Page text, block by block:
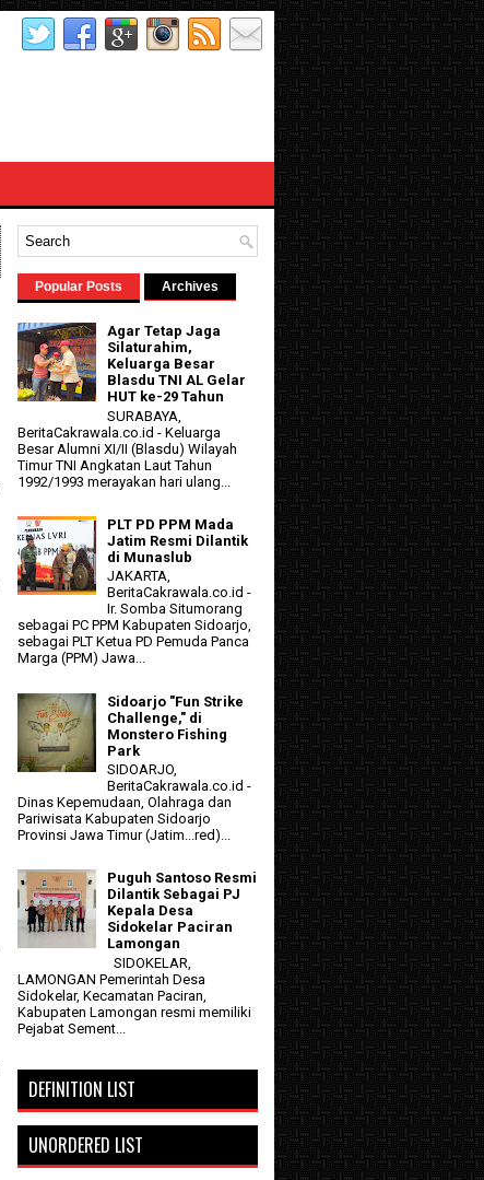
Popular Posts Archives
Agar Tetap Jaga
Silaturahim,
Keluarga Besar
Blasdu TNI AL Gelar
HUT ke-29 Tahun
SURABAYA,
BeritaCakrawala.co.id - Keluarga
Besar Alumni XI/II (Blasdu) Wilayah
Timur TNI Angkatan Laut Tahun
1992/1993 merayakan hari ulang...
PLT PD PPM Mada
Jatim Resmi Dilantik
di Munaslub
JAKARTA,
BeritaCakrawala.co.id -
Ir. Somba Situmorang
sebagai PC PPM Kabupaten Sidoarjo,
sebagai PLT Ketua PD Pemuda Panca
Marga (PPM) Jawa...
Sidoarjo "Fun Strike
Challenge," di
Monstero Fishing
Park
SIDOARJO,
BeritaCakrawala.co.id -
Dinas Kepemudaan, Olahraga dan
Pariwisata Kabupaten Sidoarjo
Provinsi Jawa Timur (Jatim...red)...
Puguh Santoso Resmi
Dilantik Sebagai PJ
Kepala Desa
Sidokelar Paciran
Lamongan
SIDOKELAR,
LAMONGAN Pemerintah Desa
Sidokelar, Kecamatan Paciran,
Kabupaten Lamongan resmi memiliki
Pejabat Sement...
DEFINITION LIST
UNORDERED LIST